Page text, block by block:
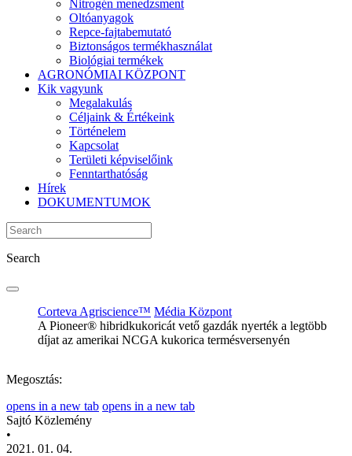
Nitrogén menedzsment
Oltóanyagok
Repce-fajtabemutató
Biztonságos termékhasználat
Biológiai termékek
AGRONÓMIAI KÖZPONT
Kik vagyunk
Megalakulás
Céljaink & Értékeink
Történelem
Kapcsolat
Területi képviselőink
Fenntarthatóság
Hírek
DOKUMENTUMOK
Search
Corteva Agriscience™ Média Központ
A Pioneer® hibridkukoricát vető gazdák nyerték a legtöbb
díjat az amerikai NCGA kukorica termésversenyén
Megosztás:
opens in a new tab opens in a new tab
Sajtó Közlemény
•
2021. 01. 04.